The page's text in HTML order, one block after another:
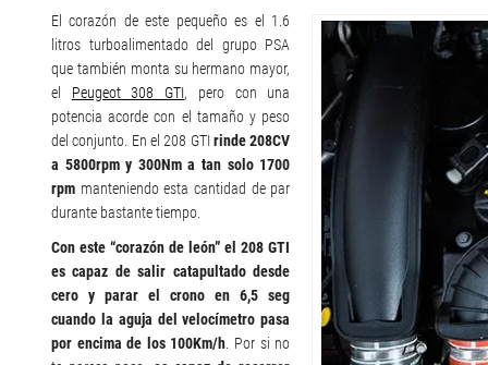
El corazón de este pequeño es el 1.6
litros turboalimentado del grupo PSA
que también monta su hermano mayor,
el Peugeot 308 GTI, pero con una
potencia acorde con el tamaño y peso
del conjunto. En el 208 GTI rinde 208CV
a 5800rpm y 300Nm a tan solo 1700
rpm manteniendo esta cantidad de par
durante bastante tiempo.
Con este “corazón de león” el 208 GTI
es capaz de salir catapultado desde
cero y parar el crono en 6,5 seg
cuando la aguja del velocímetro pasa
por encima de los 100Km/h . Por si no